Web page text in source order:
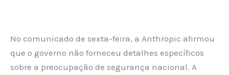
No comunicado de sexta-feira, a Anthropic afirmou
que o governo não forneceu detalhes específicos
sobre a preocupação de segurança nacional. A